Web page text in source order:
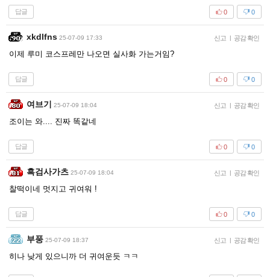
답글 0
0
xkdlfns 25-07-09 17:33 신고 공감 확인
이제 루미 코스프레만 나오면 실사화 가는거임?
답글 0
0
여브기 25-07-09 18:04 신고 공감 확인
조이는 와.... 진짜 똑같네
답글 0
0
흑검사가츠 25-07-09 18:04 신고 공감 확인
찰떡이네 멋지고 귀여워 !
답글 0
0
부풍 25-07-09 18:37 신고 공감 확인
히나 낮게 있으니까 더 귀여운듯 ㅋㅋ